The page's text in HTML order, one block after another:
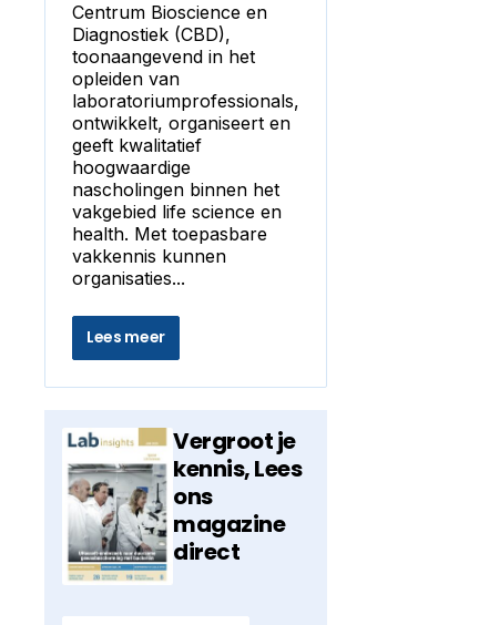
Centrum Bioscience en
Diagnostiek (CBD),
toonaangevend in het
opleiden van
laboratoriumprofessionals,
ontwikkelt, organiseert en
geeft kwalitatief
hoogwaardige
nascholingen binnen het
vakgebied life science en
health. Met toepasbare
vakkennis kunnen
organisaties...
Lees meer
Vergroot je
kennis, Lees
ons
magazine
direct